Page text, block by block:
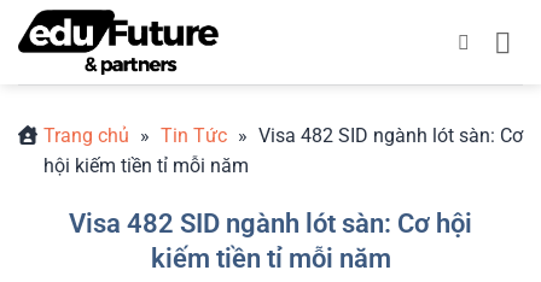
qua
Trang chủ » Tin Tức » Visa 482 SID ngành lót sàn: Cơ
hội kiếm tiền tỉ mỗi năm
Visa 482 SID ngành lót sàn: Cơ hội
kiếm tiền tỉ mỗi năm